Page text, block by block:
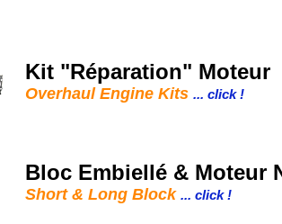
Kit "Réparation" Moteur
Overhaul Engine Kits ... click !
Bloc Embiellé & Moteur
Short & Long Block ... click !